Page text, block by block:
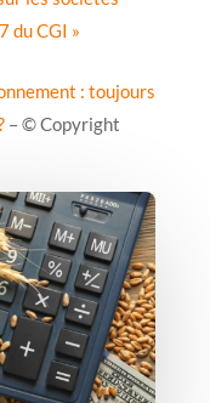
du CGI »
: toujours
– © Copyright